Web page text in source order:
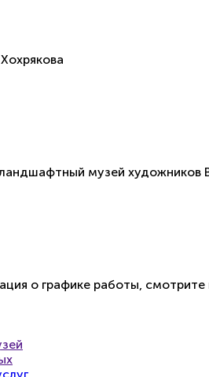
музей художников
о графике работы, смотрите